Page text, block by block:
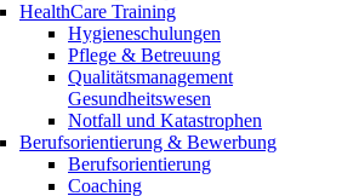
HealthCare Training
Hygieneschulungen
Pflege & Betreuung
Qualitätsmanagement
Gesundheitswesen
Notfall und Katastrophen
Berufsorientierung & Bewerbung
Berufsorientierung
Coaching